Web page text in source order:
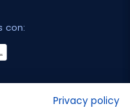
con:
Privacy policy